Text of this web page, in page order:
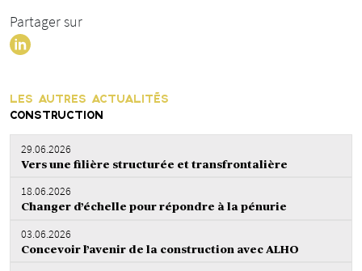
Partager sur
LES AUTRES ACTUALITÉS
CONSTRUCTION
29.06.2026
Vers une filière structurée et transfrontalière
18.06.2026
Changer d’échelle pour répondre à la pénurie
03.06.2026
Concevoir l’avenir de la construction avec ALHO